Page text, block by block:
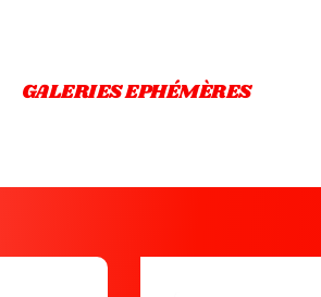
GALERIES EPHÉMÈRES